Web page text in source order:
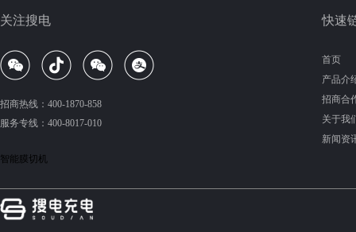
什禁毒
关注搜电
招商热线：400-1870-858
服务专线：400-8017-010
快速
首页
产品介
招商合
关于我
新闻资
智能膜切机